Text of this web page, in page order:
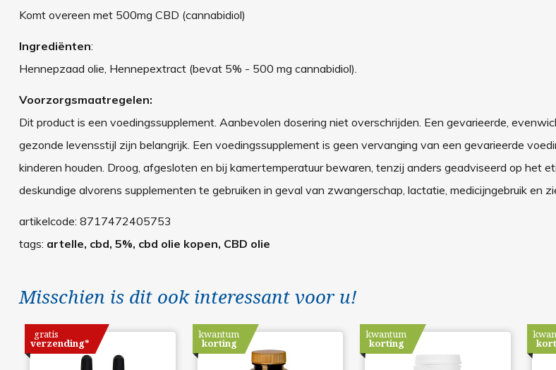
Komt overeen met 500mg CBD (cannabidiol)
Ingrediënten:
Hennepzaad olie, Hennepextract (bevat 5% - 500 mg cannabidiol).
Voorzorgsmaatregelen:
Dit product is een voedingssupplement. Aanbevolen dosering niet overschrijden. Een gevarieerde,
gezonde levensstijl zijn belangrijk. Een voedingssupplement is geen vervanging van een gevarieerde
kinderen houden. Droog, afgesloten en bij kamertemperatuur bewaren, tenzij anders geadviseerd op het
deskundige alvorens supplementen te gebruiken in geval van zwangerschap, lactatie, medicijngebruik en
artikelcode: 8717472405753
tags: artelle, cbd, 5%, cbd olie kopen, CBD olie
Misschien is dit ook interessant voor u!
gratis
verzending*
kwantum
korting
kwantum
korting